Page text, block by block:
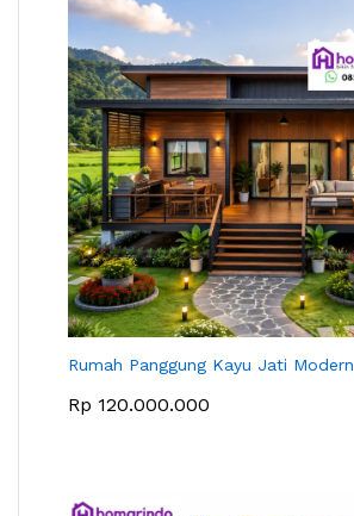
Rumah Panggung Kayu Jati Modern
Rp 120.000.000